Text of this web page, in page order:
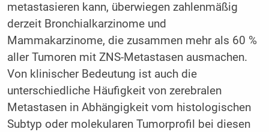
metastasieren kann, überwiegen zahlenmäßig
derzeit Bronchialkarzinome und
Mammakarzinome, die zusammen mehr als 60 %
aller Tumoren mit ZNS-Metastasen ausmachen.
Von klinischer Bedeutung ist auch die
unterschiedliche Häufigkeit von zerebralen
Metastasen in Abhängigkeit vom histologischen
Subtyp oder molekularen Tumorprofil bei diesen